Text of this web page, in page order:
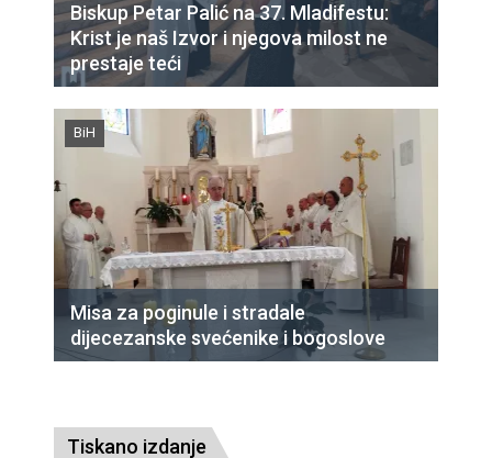
Biskup Petar Palić na 37. Mladifestu:
Krist je naš Izvor i njegova milost ne
prestaje teći
BiH
Misa za poginule i stradale
dijecezanske svećenike i bogoslove
Tiskano izdanje